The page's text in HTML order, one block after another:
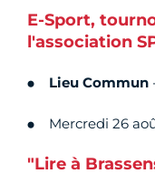
E-Sport,
l'association
Lieu Commun
Mercredi 26
"Lire à